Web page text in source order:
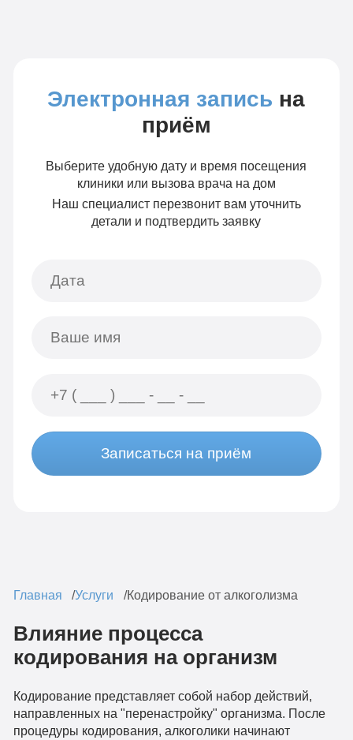
Электронная запись на
приём
Выберите удобную дату и время посещения
клиники или вызова врача на дом
Наш специалист перезвонит вам уточнить
детали и подтвердить заявку
Записаться на приём
Главная Услуги Кодирование от алкоголизма
Влияние процесса
кодирования на организм
Кодирование представляет собой набор действий,
направленных на "перенастройку" организма. После
процедуры кодирования, алкоголики начинают